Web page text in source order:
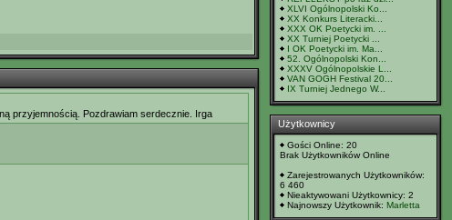
przyjemnością. Pozdrawiam serdecznie. Irga
XLVI Ogólnopolski Ko...
XX Konkurs Literacki...
XXX OK Poetycki im. ...
XX Turniej Poetycki ...
I OK Poetycki im. Ma...
52. Ogólnopolski Kon...
XXXV Ogólnopolskie L...
VAN GOGH Festival 20...
IX Turniej Jednego W...
Użytkownicy
Gości Online: 20
Brak Użytkowników Online
Zarejestrowanych Użytkowników:
6 460
Nieaktywowani Użytkownicy: 2
Najnowszy Użytkownik: Marletta